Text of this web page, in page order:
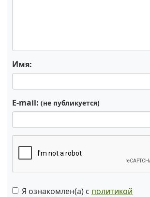
Имя:
E-mail: (не публикуется)
Я ознакомлен(а) с политикой